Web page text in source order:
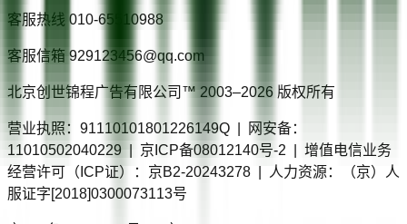
客服热线 010-65510988
客服信箱 929123456@qq.com
北京创世锦程广告有限公司™ 2003–2026 版权所有
营业执照：91110101801226149Q | 网安备：
11010502040229 | 京ICP备08012140号-2 | 增值电信业务
经营许可（ICP证）：京B2-20243278 | 人力资源：（京）人
服证字[2018]0300073113号